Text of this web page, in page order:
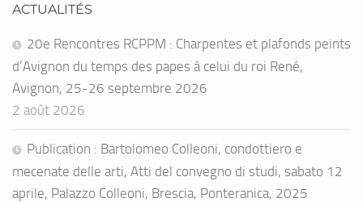
ACTUALITÉS
20e Rencontres RCPPM : Charpentes et plafonds peints
d’Avignon du temps des papes à celui du roi René,
Avignon, 25-26 septembre 2026
2 août 2026
Publication : Bartolomeo Colleoni, condottiero e
mecenate delle arti, Atti del convegno di studi, sabato 12
aprile, Palazzo Colleoni, Brescia, Ponteranica, 2025